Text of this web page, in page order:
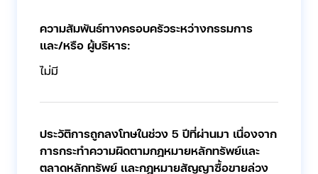
ความสัมพันธ์ทางครอบครัวระหว่างกรรมการ
และ/หรือ ผู้บริหาร:
ไม่มี
ประวัติการถูกลงโทษในช่วง 5 ปีที่ผ่านมา เนื่องจาก
การกระทำความผิดตามกฎหมายหลักทรัพย์และ
ตลาดหลักทรัพย์ และกฎหมายสัญญาซื้อขายล่วง